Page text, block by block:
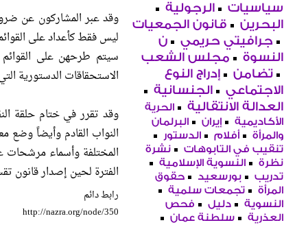
سياسيات
الرجولية
البحرين
قانون الجمعيات
جرافيتي حريمي
ن
النسوة
مجلس الشعب
تضامن
إدراج النوع
الاجتماعي
الجنسانية
العدالة الانتقالية
الحرية
الأكاديمية
إيران
البرلمان
والمرأة
أفلام
الدستور
تنقيب في التابوهات
نشرة
نظرة
النسوية الإسلامية
تدريب
بورسعيد
حقوق
المرأة
تجمعات سلمية
النسوية
دليل
فحص
العذرية
سلطنة عمان
وقد عبر المشاركون عن
ليس فقط كأعداد على
سيتم طرحهن على القوائم
الاستحقاقات الدستورية
وقد تقرر في ختام حلقة
النواب القادم وأيضاً وضع
المختلفة وأسماء مرشحات
الفترة لحين إصدار قانون
رابط دائم
http://nazra.org/node/350